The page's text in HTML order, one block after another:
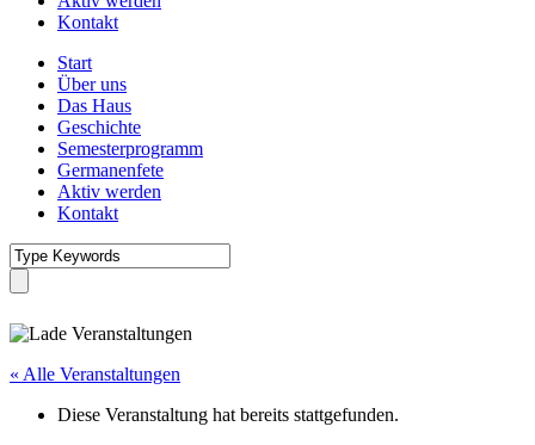
Kontakt
Start
Über uns
Das Haus
Geschichte
Semesterprogramm
Germanenfete
Aktiv werden
Kontakt
« Alle Veranstaltungen
Diese Veranstaltung hat bereits stattgefunden.